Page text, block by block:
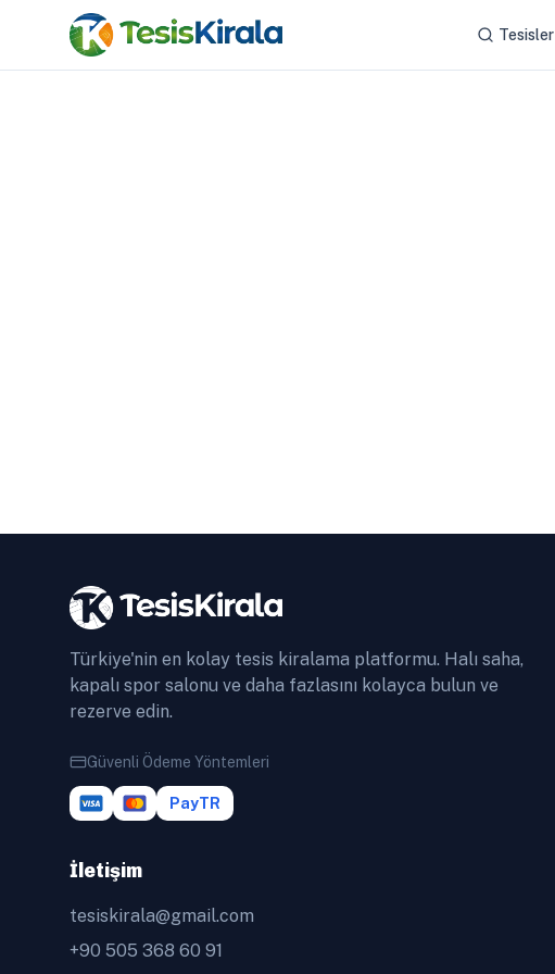
Tesisler
Türkiye'nin en kolay tesis kiralama platformu. Halı saha,
kapalı spor salonu ve daha fazlasını kolayca bulun ve
rezerve edin.
Güvenli Ödeme Yöntemleri
PayTR
İletişim
tesiskirala@gmail.com
+90 505 368 60 91